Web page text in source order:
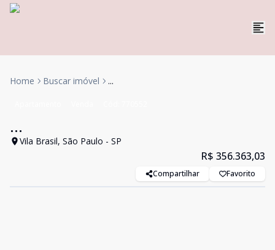
Home Buscar imóvel ...
...
Vila Brasil, São Paulo - SP
R$ 356.363,03
Compartilhar Favorito